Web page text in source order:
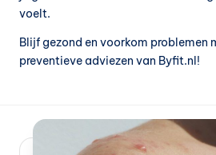
in
g
v
e
d
voelt.
Blijf gezond en voorkom problemen
preventieve adviezen van Byfit.nl!